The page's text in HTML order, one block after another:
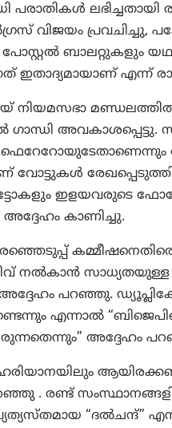
പരാതികൾ
പ്രവചിച്ചു,
ബാലറ്റുകളും
ഇതാദ്യമായാണ്
നിയമസഭാ
ഗാന്ധി
വോട്ടുകൾ
ഇളയവരുടെ
അദ്ദേഹം കാണിച്ചു.
നൽകാൻ
പറഞ്ഞു.
എന്നാൽ
അദ്ദേഹം
. രണ്ട്
“ദൽചന്ദ്”